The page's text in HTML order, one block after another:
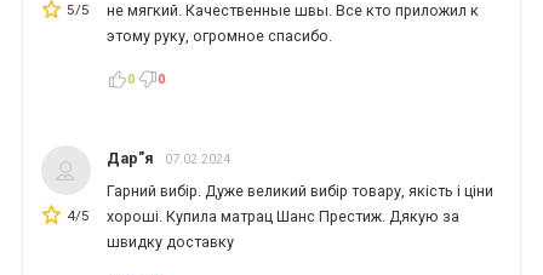
5/5
не мягкий. Качественные швы. Все кто приложил к
этому руку, огромное спасибо.
0 0
4/5
Дар"я 07.02.2024
Гарний вибір. Дуже великий вибір товару, якість і ціни
хороші. Купила матрац Шанс Престиж. Дякую за
швидку доставку